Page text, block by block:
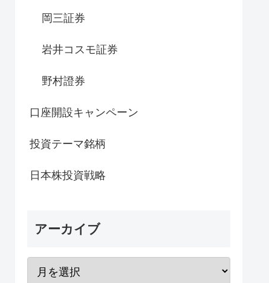
岡三証券
岩井コスモ証券
野村證券
口座開設キャンペーン
投資テーマ銘柄
日本株投資戦略
アーカイブ